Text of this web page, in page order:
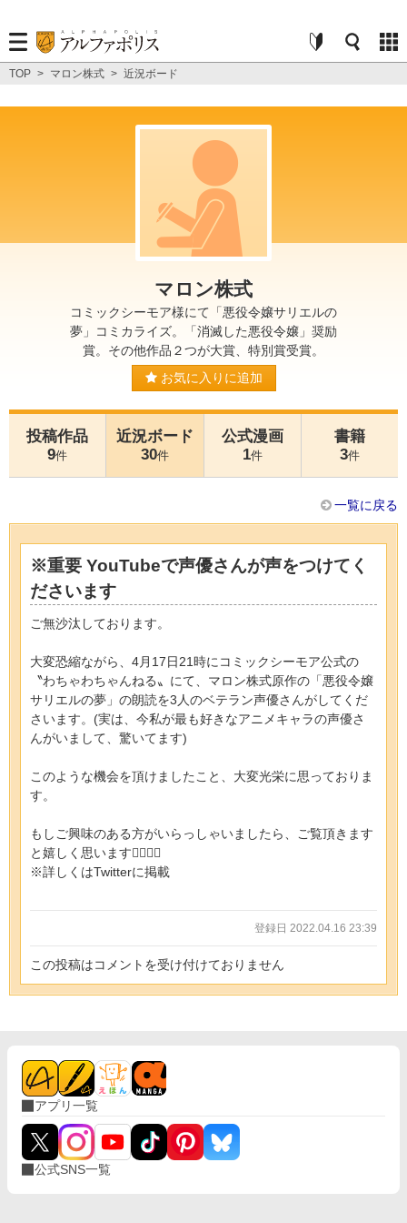
TOP > マロン株式 > 近況ボード
マロン株式
コミックシーモア様にて「悪役令嬢サリエルの
夢」コミカライズ。「消滅した悪役令嬢」奨励
賞。その他作品２つが大賞、特別賞受賞。
お気に入りに追加
投稿作品
9件
近況ボード
30件
公式漫画
1件
書籍
3件
一覧に戻る
※重要 YouTubeで声優さんが声をつけてく
ださいます
ご無沙汰しております。
大変恐縮ながら、4月17日21時にコミックシーモア公式の
〝わちゃわちゃんねる〟にて、マロン株式原作の「悪役令嬢
サリエルの夢」の朗読を3人のベテラン声優さんがしてくだ
さいます。(実は、今私が最も好きなアニメキャラの声優さ
んがいまして、驚いてます)
このような機会を頂けましたこと、大変光栄に思っておりま
す。
もしご興味のある方がいらっしゃいましたら、ご覧頂きます
と嬉しく思います🙇‍♀️🙇‍♀️
※詳しくはTwitterに掲載
登録日 2022.04.16 23:39
この投稿はコメントを受け付けておりません
アプリ一覧
公式SNS一覧